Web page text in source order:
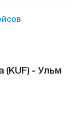
(KUF) - Ульм